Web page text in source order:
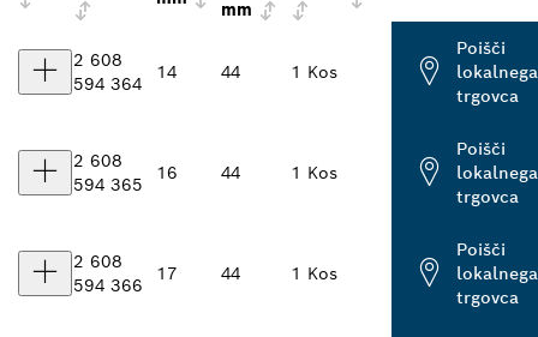
mm
2 608
594 364
14 44 1 Kos
Poišči
lokalnega
trgovca
2 608
594 365
16 44 1 Kos
Poišči
lokalnega
trgovca
2 608
594 366
17 44 1 Kos
Poišči
lokalnega
trgovca